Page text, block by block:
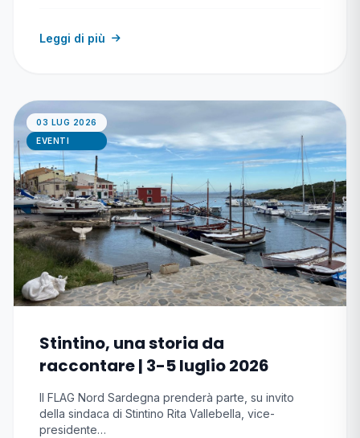
Leggi di più
03 LUG 2026
EVENTI
Stintino, una storia da
raccontare | 3-5 luglio 2026
Il FLAG Nord Sardegna prenderà parte, su invito
della sindaca di Stintino Rita Vallebella, vice-
presidente…